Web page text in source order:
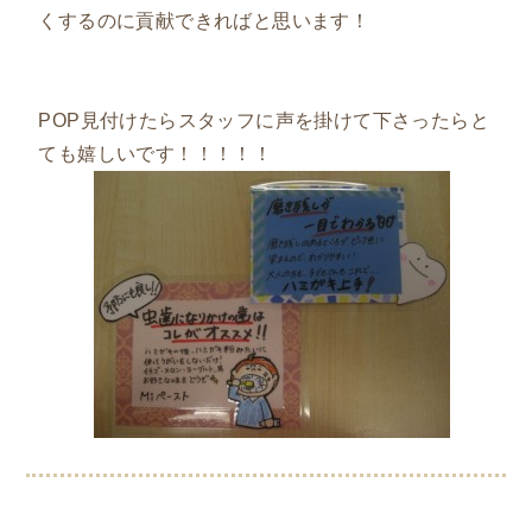
くするのに貢献できればと思います！
POP見付けたらスタッフに声を掛けて下さったらと
ても嬉しいです！！！！！